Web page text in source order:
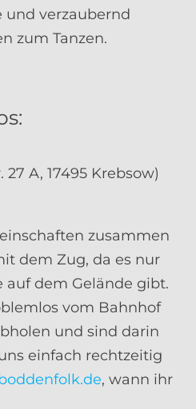
und verzaubernd
zum Tanzen.
A, 17495 Krebsow)
zusammen
dem Zug, da es nur
auf dem Gelände gibt.
vom Bahnhof
und sind darin
einfach rechtzeitig
, wann ihr